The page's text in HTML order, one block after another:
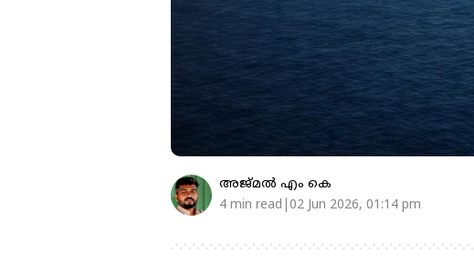
അജ്മല്‍ എം കെ
4 min read|02 Jun 2026, 01:14 pm